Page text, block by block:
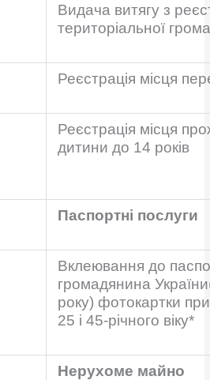
Видача витягу з
територіальної
Реєстрація місця
Реєстрація місця
дитини до 14 років
Паспортні послуги
Вклеювання до
громадянина
року) фотокартки
25 і 45-річного віку*
Нерухоме майно